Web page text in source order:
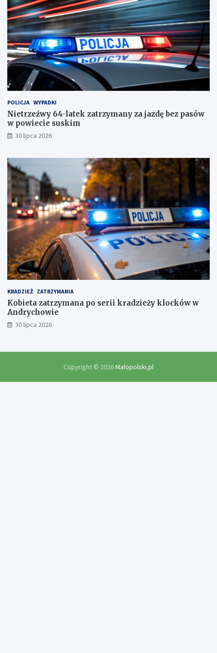
c
i
e
s
u
s
k
i
!
POLICJA WYPADKI
Nietrzeźwy 64-latek zatrzymany za jazdę bez pasów
w powiecie suskim
30 lipca 2026
KRADZIEŻ ZATRZYMANIA
Kobieta zatrzymana po serii kradzieży klocków w
Andrychowie
30 lipca 2026
Copyright © 2026Małopolski.pl